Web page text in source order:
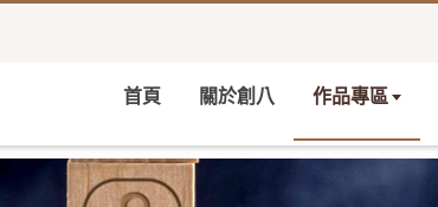
首頁 關於創八 作品專區